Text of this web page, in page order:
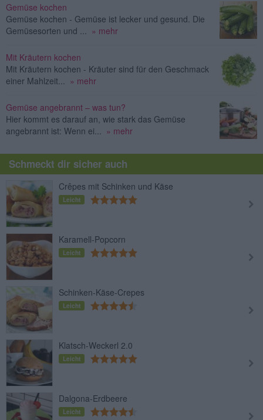
Gemüse kochen
Gemüse kochen - Gemüse ist lecker und gesund. Die
Gemüsesorten und ...
» mehr
Mit Kräutern kochen
Mit Kräutern kochen - Kräuter sind für den Geschmack
einer Mahlzeit...
» mehr
Gemüse angebrannt – was tun?
Hier kommt es darauf an, wie stark das Gemüse
angebrannt ist: Wenn ei...
» mehr
Schmeckt dir sicher auch
Crêpes mit Schinken und Käse
Leicht
Karamell-Popcorn
Leicht
Schinken-Käse-Crepes
Leicht
Klatsch-Weckerl 2.0
Leicht
Dalgona-Erdbeere
Leicht